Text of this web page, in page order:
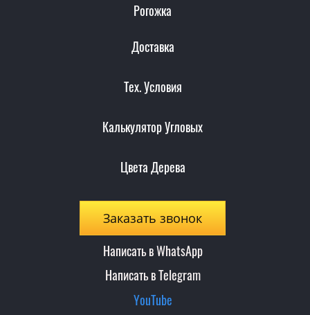
Рогожка
Доставка
Тех. Условия
Калькулятор Угловых
Цвета Дерева
Заказать звонок
Написать в WhatsApp
Написать в Telegram
YouTube